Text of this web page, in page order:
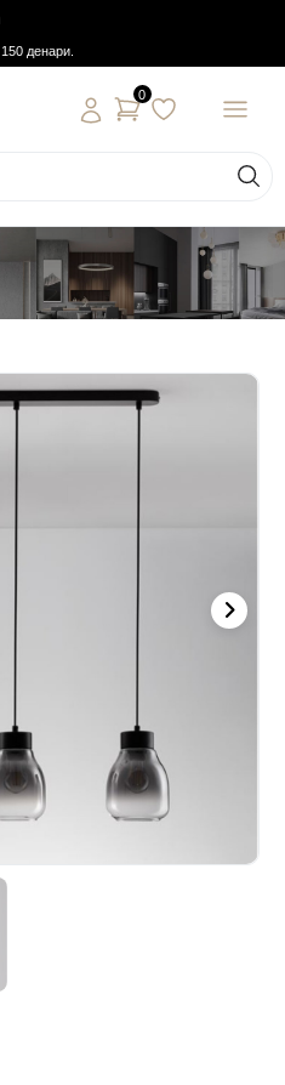
денари.
0